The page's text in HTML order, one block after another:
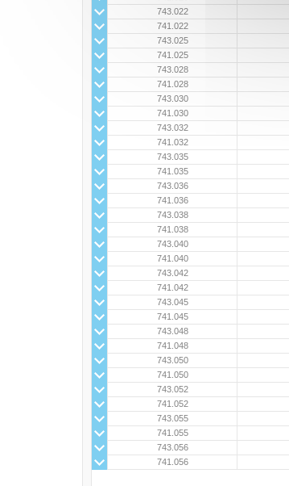
743.022
741.022
743.025
741.025
743.028
741.028
743.030
741.030
743.032
741.032
743.035
741.035
743.036
741.036
743.038
741.038
743.040
741.040
743.042
741.042
743.045
741.045
743.048
741.048
743.050
741.050
743.052
741.052
743.055
741.055
743.056
741.056